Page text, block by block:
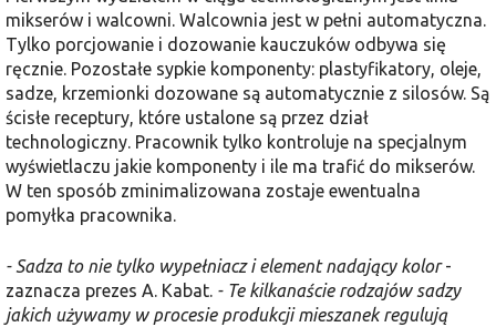
mikserów i walcowni. Walcownia jest w pełni automatyczna.
Tylko porcjowanie i dozowanie kauczu­ków odbywa się
ręcznie. Pozostałe sypkie komponenty: plastyfikatory, oleje,
sadze, krzemionki dozowane są automatycznie z silosów. Są
ścisłe receptury, które ustalone są przez dział
technologiczny. Pracownik tylko kontro­luje na specjalnym
wyświetlaczu jakie komponenty i ile ma trafić do mikserów.
W ten sposób zminimalizowana zostaje ewentualna
pomyłka pracownika.
- Sadza to nie tylko wypełniacz i ele­ment nadający kolor-
zaznacza prezes A. Kabat. - Te kilkanaście rodzajów sa­dzy
jakich używamy w procesie produkcji mieszanek regulują